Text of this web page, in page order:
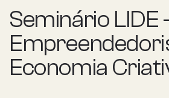
Seminário LIDE
Economia